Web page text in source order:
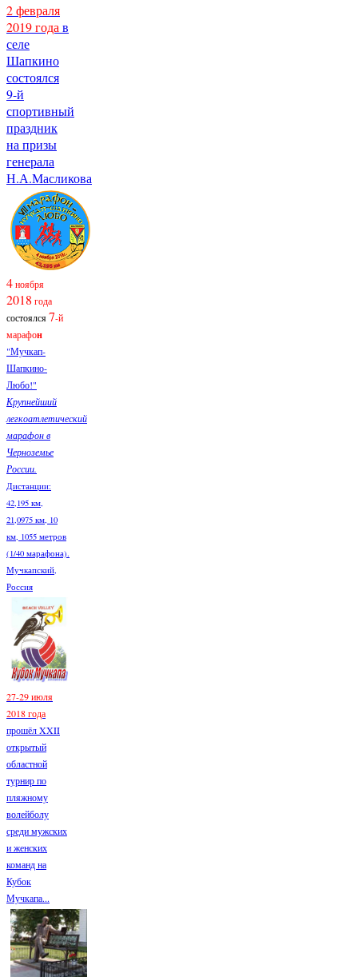
2 февраля
2019 года в
селе
Шапкино
состоялся
9-й
спортивный
праздник
на призы
генерала
Н.А.Масликова
4ноября
2018 года
состоялся7-й
марафон
"Мучкап-
Шапкино-
Любо!"
Крупнейший
легкоатлетический
марафон в
Черноземье
России.
Дистанции:
42,195 км,
21,0975 км, 10
км, 1055 метров
(1/40 марафона).
Мучкапский,
Россия
27-29 июля
2018 года
прошёл XXII
открытый
областной
турнир по
пляжному
волейболу
среди мужских
и женских
команд на
Кубок
Мучкапа...